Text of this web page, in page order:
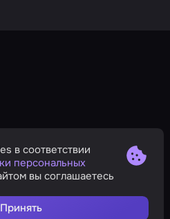
в соответствии
персональных
вы соглашаетесь
Принять